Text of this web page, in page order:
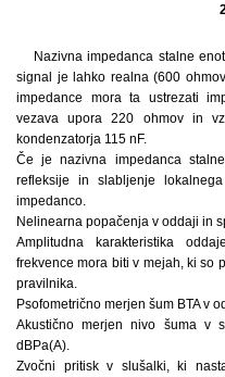
Nazivna impedanca stalne
signal je lahko realna (600
impedance mora ta ustrezati
vezava upora 220 ohmov in
kondenzatorja 115 nF.
Če je nazivna impedanca
refleksije in slabljenje
impedanco.
Nelinearna popačenja v oddaji in
Amplitudna karakteristika
frekvence mora biti v mejah, ki so
pravilnika.
Psofometrično merjen šum BTA v
Akustično merjen nivo šuma v
dBPa(A).
Zvočni pritisk v slušalki, ki